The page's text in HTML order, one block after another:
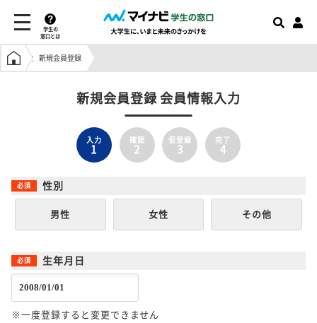
学生の
窓口とは
学生の窓口トップ
新規会員登録
新規会員登録 会員情報入力
入力
1
確認
2
仮登録
3
完了
4
性別
男性 女性 その他
生年月日
※一度登録すると変更できません